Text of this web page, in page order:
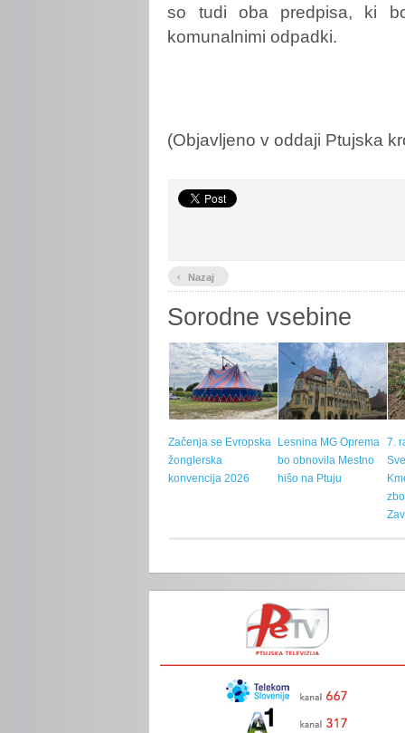
so tudi oba predpisa, ki
komunalnimi odpadki.
(Objavljeno v oddaji Ptujska
‹ Nazaj
Sorodne vsebine
Začenja se Evropska
žonglerska
konvencija 2026
Lesnina MG Oprema
bo obnovila Mestno
hišo na Ptuju
7.